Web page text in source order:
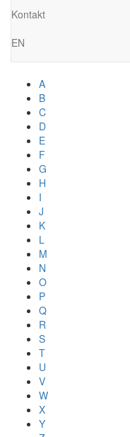
Kontakt
EN
A
B
C
D
E
F
G
H
I
J
K
L
M
N
O
P
Q
R
S
T
U
V
W
X
Y